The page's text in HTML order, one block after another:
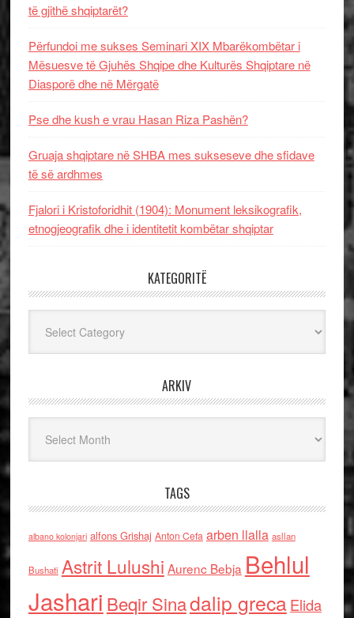
të gjithë shqiptarët?
Përfundoi me sukses Seminari XIX Mbarëkombëtar i
Mësuesve të Gjuhës Shqipe dhe Kulturës Shqiptare në
Diasporë dhe në Mërgatë
Pse dhe kush e vrau Hasan Riza Pashën?
Gruaja shqiptare në SHBA mes sukseseve dhe sfidave
të së ardhmes
Fjalori i Kristoforidhit (1904): Monument leksikografik,
etnogjeografik dhe i identitetit kombëtar shqiptar
KATEGORITË
ARKIV
TAGS
albano kolonjari alfons Grishaj Anton Cefa arben llalla asllan
Bushati Astrit Lulushi Aurenc Bebja Behlul
Jashari Beqir Sinadalip grecaElida